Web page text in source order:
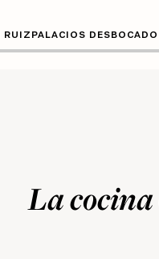
RUIZPALACIOS DESBOCADO
La cocina